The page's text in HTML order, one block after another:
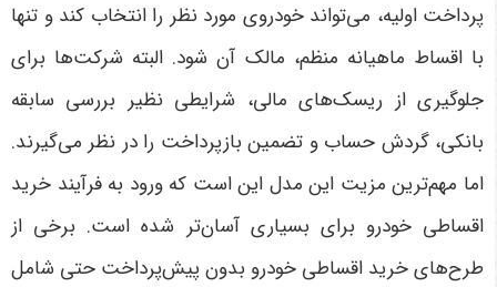
پرداخت اولیه، می‌تواند خودروی مورد نظر را انتخاب کند و تنها
با اقساط ماهیانه منظم، مالک آن شود. البته شرکت‌ها برای
جلوگیری از ریسک‌های مالی، شرایطی نظیر بررسی سابقه
بانکی، گردش حساب و تضمین بازپرداخت را در نظر می‌گیرند.
اما مهم‌ترین مزیت این مدل این است که ورود به فرآیند خرید
اقساطی خودرو برای بسیاری آسان‌تر شده است. برخی از
طرح‌های خرید اقساطی خودرو بدون پیش‌پرداخت حتی شامل